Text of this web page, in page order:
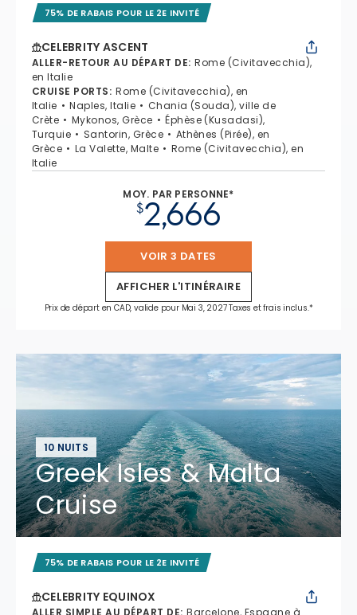
75% DE RABAIS POUR LE 2E INVITÉ
CELEBRITY ASCENT
ALLER-RETOUR AU DÉPART DE: Rome (Civitavecchia),
en Italie
CRUISE PORTS: Rome (Civitavecchia), en
Italie
Naples, Italie
Chania (Souda), ville de
Crète
Mykonos, Grèce
Éphèse (Kusadasi),
Turquie
Santorin, Grèce
Athènes (Pirée), en
Grèce
La Valette, Malte
Rome (Civitavecchia), en
Italie
MOY. PAR PERSONNE*
$2,666
VOIR 3 DATES
AFFICHER L'ITINÉRAIRE
Prix de départ en CAD, valide pour Mai 3, 2027 Taxes et frais inclus.*
10 NUITS
Greek Isles & Malta
Cruise
75% DE RABAIS POUR LE 2E INVITÉ
CELEBRITY EQUINOX
ALLER SIMPLE AU DÉPART DE: Barcelone, Espagne à